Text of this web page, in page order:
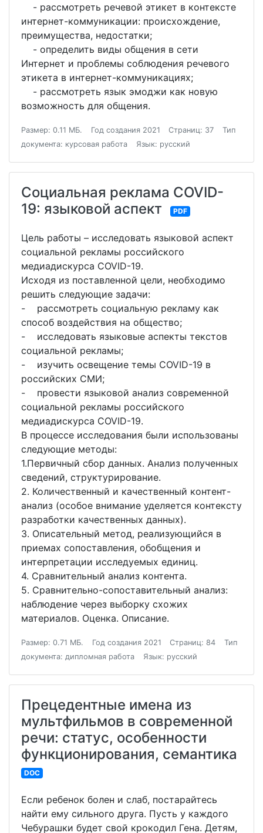
- рассмотреть речевой этикет в контексте
интернет-коммуникации: происхождение,
преимущества, недостатки;
- определить виды общения в сети
Интернет и проблемы соблюдения речевого
этикета в интернет-коммуникациях;
- рассмотреть язык эмоджи как новую
возможность для общения.
Размер: 0.11 МБ. Год создания 2021 Страниц: 37
Тип
документа: курсовая работа
Язык: русский
Социальная реклама COVID-
19: языковой аспект
PDF
Цель работы – исследовать языковой аспект
социальной рекламы российского
медиадискурса COVID-19.
Исходя из поставленной цели, необходимо
решить следующие задачи:
- рассмотреть социальную рекламу как
способ воздействия на общество;
- исследовать языковые аспекты текстов
социальной рекламы;
- изучить освещение темы СOVID-19 в
российских СМИ;
- провести языковой анализ современной
социальной рекламы российского
медиадискурса COVID-19.
В процессе исследования были использованы
следующие методы:
1.Первичный сбор данных. Анализ полученных
сведений, структурирование.
2. Количественный и качественный контент-
анализ (особое внимание уделяется контексту
разработки качественных данных).
3. Описательный метод, реализующийся в
приемах сопоставления, обобщения и
интерпретации исследуемых единиц.
4. Сравнительный анализ контента.
5. Сравнительно-сопоставительный анализ:
наблюдение через выборку схожих
материалов. Оценка. Описание.
Размер: 0.71 МБ. Год создания 2021 Страниц: 84
Тип
документа: дипломная работа
Язык: русский
Прецедентные имена из
мультфильмов в современной
речи: статус, особенности
функционирования, семантика
DOC
Если ребенок болен и слаб, постарайтесь
найти ему сильного друга. Пусть у каждого
Чебурашки будет свой крокодил Гена. Детям,